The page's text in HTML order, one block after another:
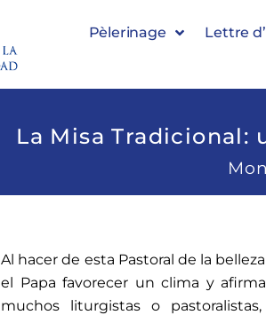
Pèlerinage Lettre
La Misa
Al hacer de esta Pastoral de la
el Papa favorecer un clima y
muchos liturgistas o